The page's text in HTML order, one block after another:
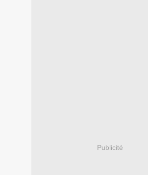
Publicité